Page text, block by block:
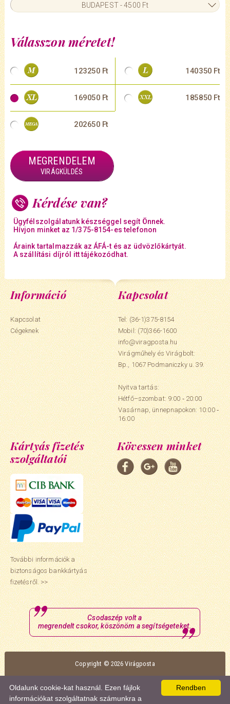
Válasszon méretet!
123250 Ft 140350 Ft
169050 Ft 185850 Ft
202650 Ft
MEGRENDELEM
VIRÁGKÜLDÉS
BUDAPEST - 4500 Ft
Kérdése van?
Ügyfélszolgálatunk készséggel segít Önnek.
Hívjon minket az 1/375-8154-es telefonon
Áraink tartalmazzák az ÁFÁ-t és az üdvözlőkártyát.
A szállítási díjról itt tájékozódhat.
Információ
Kapcsolat
Cégeknek
Kapcsolat
Tel: (36-1)375-8154
Mobil:(70)366-1600
info@viragposta.hu
Virágműhely és Virágbolt:
Bp., 1067 Podmaniczky u. 39.
Nyitva tartás:
Hétfő–szombat: 9:00 ‑ 20:00
Vasárnap, ünnepnapokon: 10:00 ‑
16:00
Kártyás fizetés
szolgáltatói
További információk a
biztonságos bankkártyás
fizetésről. >>
Kövessen minket
Csodaszép volt a
megrendelt csokor, köszönöm a segítségeteket.
Copyright © 2026 Virágposta
Oldalunk optimális megtekintéséhez a Mozilla Firefox vagy a Google Chrome
böngészőt ajánljuk.
Rendben
Oldalunk cookie-kat használ. Ezen fájlok
információkat szolgáltatnak számunkra a